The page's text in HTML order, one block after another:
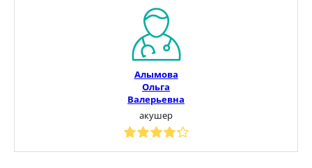
Алымова
Ольга
Валерьевна
акушер